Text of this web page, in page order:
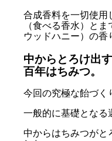
合成香料を一切使用
（食べる香水）と
ウッドハニー）の香
中からとろけ出す
百年はちみつ。
今回の究極な飴づく
一般的に基礎となる
中からはちみつがと